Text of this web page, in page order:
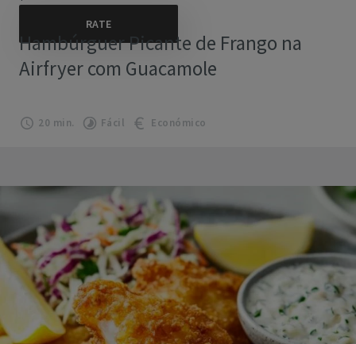
Hambúrguer Picante de Frango na
Airfryer com Guacamole
20 min. Fácil Económico